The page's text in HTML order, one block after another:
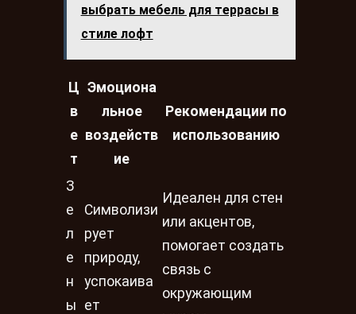
выбрать мебель для террасы в
стиле лофт
Ц
в
е
т
Эмоциона
льное
воздейств
ие
Рекомендации по
использованию
З
е
л
е
н
ы
Символизи
рует
природу,
успокаива
ет
Идеален для стен
или акцентов,
помогает создать
связь с
окружающим